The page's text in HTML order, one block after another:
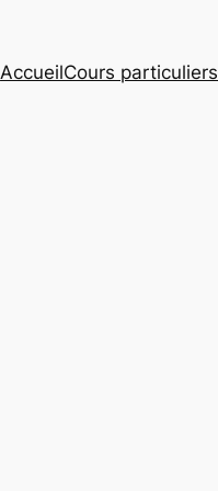
AccueilCours particuliers